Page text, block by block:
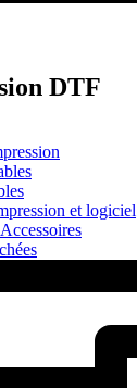
DTF
et logiciel